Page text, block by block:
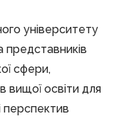
університету
представників
сфери,
вищої освіти для
перспектив